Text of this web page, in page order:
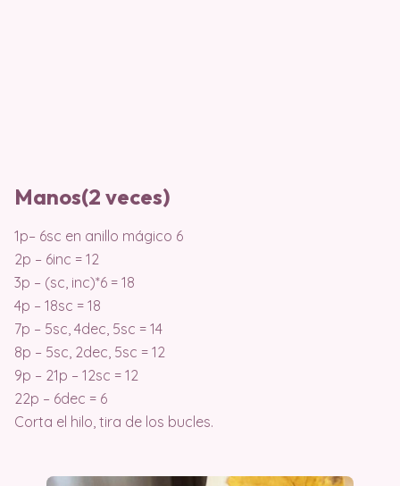
Manos(2 veces)
1p– 6sc en anillo mágico 6
2p – 6inc = 12
3p – (sc, inc)*6 = 18
4p – 18sc = 18
7p – 5sc, 4dec, 5sc = 14
8p – 5sc, 2dec, 5sc = 12
9p – 21p – 12sc = 12
22p – 6dec = 6
Corta el hilo, tira de los bucles.